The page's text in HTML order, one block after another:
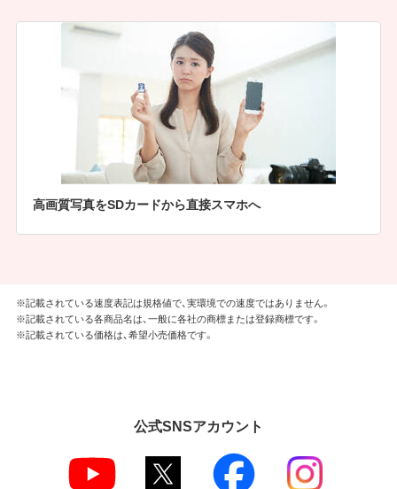
高画質写真をSDカードから直接スマホへ
※記載されている速度表記は規格値で、実環境での速度ではありません。
※記載されている各商品名は、一般に各社の商標または登録商標です。
※記載されている価格は、希望小売価格です。
公式SNSアカウント